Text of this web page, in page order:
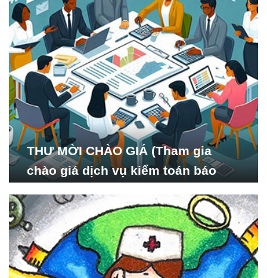
THƯ MỜI CHÀO GIÁ (Tham gia
chào giá dịch vụ kiểm toán báo
Nghiên cứu Phát triển Xã
hội_ISDS)